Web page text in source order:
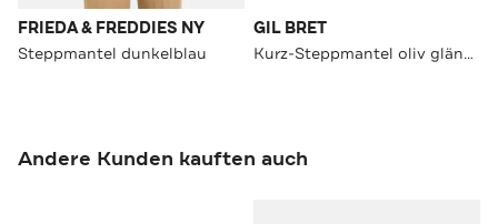
FRIEDA & FREDDIES NY
Steppmantel dunkelblau
GIL BRET
Kurz-Steppmantel oliv glänzend
Andere Kunden kauften auch